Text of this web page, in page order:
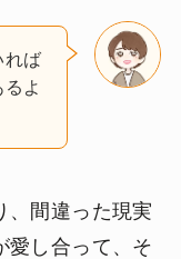
れば
よ
、間違った現実
愛し合って、そ